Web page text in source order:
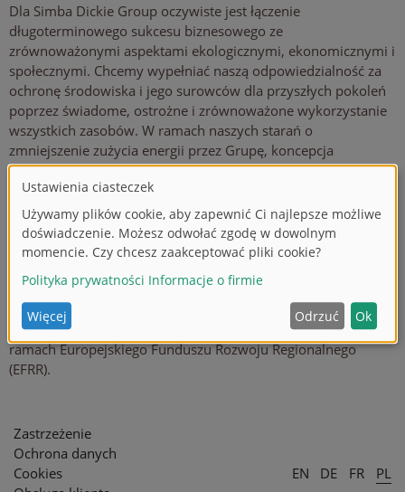
Dla Simba Dickie Group oczywiste jest łączenie
długoterminowego sukcesu biznesowego ze
zrównoważonymi aspektami ekologicznymi, ekonomicznymi i
społecznymi. Chcemy wypełniać naszą odpowiedzialność za
ochronę środowiska i jego surowców dla przyszłych pokoleń
poprzez świadome, ostrożne i zrównoważone wykorzystanie
wszystkich zasobów. W ramach naszych starań o
zmniejszenie zużycia energii przez Grupę, koncepcja
oświetlenia w zakładzie logistycznym Sonneberg została
całkowicie zmieniona. Celem było znaczne zmniejszenie
zużycia energii elektrycznej przez enegroszczędne oświetlenie,
a tym samym ograniczenie emisji CO2. Inwestując w
nowoczesne oświetlenie LED, zmniejszono zużycie energii
energii w porównaniu do wcześniej zainstalowanych świateł
HQL wynosi około 45%. Projekt, dotowany przez Wolny Kraj
Turyngię, był współfinansowany przez Unię Europejską w
ramach Europejskiego Funduszu Rozwoju Regionalnego
(EFRR).
Zastrzeżenie
Ochrona danych
Cookies
EN DE FR PL